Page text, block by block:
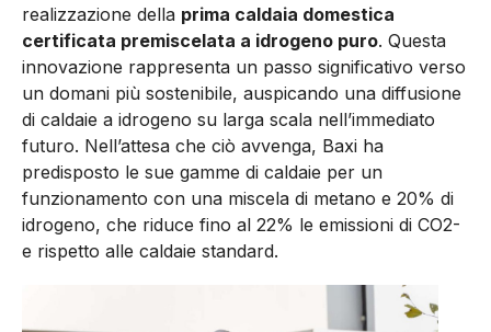
realizzazione della prima caldaia domestica
certificata premiscelata a idrogeno puro. Questa
innovazione rappresenta un passo significativo verso
un domani più sostenibile, auspicando una diffusione
di caldaie a idrogeno su larga scala nell’immediato
futuro. Nell’attesa che ciò avvenga, Baxi ha
predisposto le sue gamme di caldaie per un
funzionamento con una miscela di metano e 20% di
idrogeno, che riduce fino al 22% le emissioni di CO2-
e rispetto alle caldaie standard.